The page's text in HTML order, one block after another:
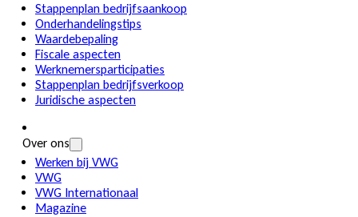
Stappenplan bedrijfsaankoop
Onderhandelingstips
Waardebepaling
Fiscale aspecten
Werknemersparticipaties
Stappenplan bedrijfsverkoop
Juridische aspecten
Over ons
Werken bij VWG
VWG
VWG Internationaal
Magazine